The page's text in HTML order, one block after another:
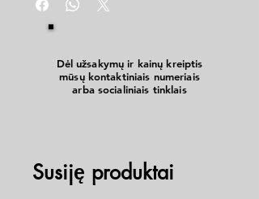
Dėl užsakymų ir kainų kreiptis
mūsų kontaktiniais numeriais
arba socialiniais tinklais
Susiję produktai